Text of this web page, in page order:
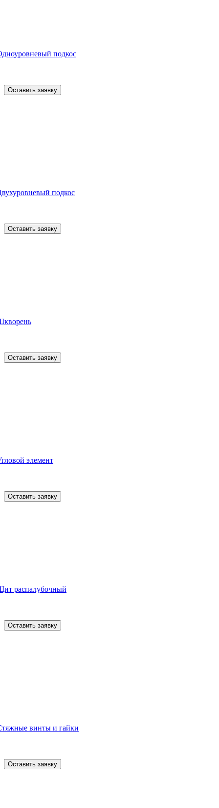
подкос
Оставить заявку
подкос
Оставить заявку
Оставить заявку
элемент
Оставить заявку
распалубочный
Оставить заявку
винты и гайки
Оставить заявку